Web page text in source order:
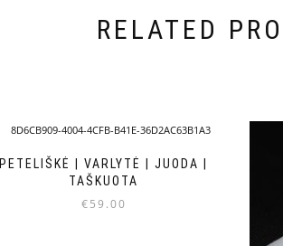
RELATED
PETELIŠKĖ | VARLYTĖ | JUODA |
TAŠKUOTA
€59.00